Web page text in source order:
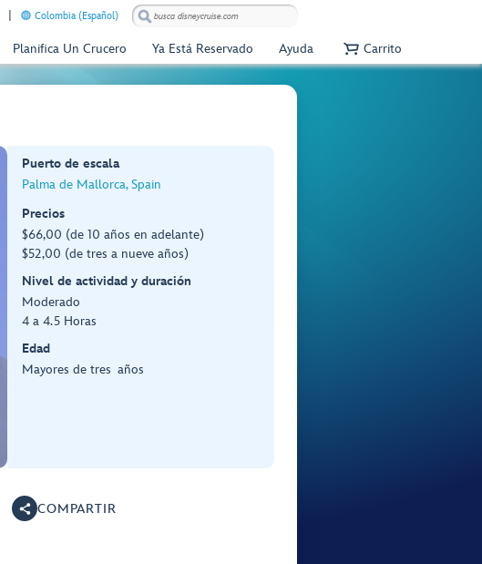
Colombia (Español)
Planifica Un Crucero Ya Está Reservado Ayuda Carrito
Puerto de escala
Palma de Mallorca, Spain
Precios
$66,00 (de 10 años en adelante)
$52,00 (de tres a nueve años)
Nivel de actividad y duración
Moderado
4 a 4.5 Horas
Edad
Mayores de tres años
COMPARTIR